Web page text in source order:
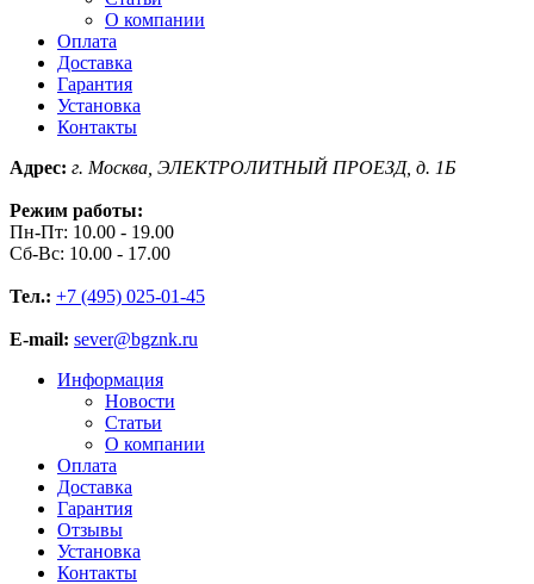
О компании
Оплата
Доставка
Гарантия
Установка
Контакты
Адрес: г. Москва, ЭЛЕКТРОЛИТНЫЙ ПРОЕЗД, д. 1Б
Режим работы:
Пн-Пт: 10.00 - 19.00
Сб-Вс: 10.00 - 17.00
Тел.: +7 (495) 025-01-45
E-mail: sever@bgznk.ru
Информация
Новости
Статьи
О компании
Оплата
Доставка
Гарантия
Отзывы
Установка
Контакты